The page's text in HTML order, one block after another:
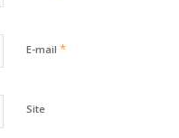
E-mail *
Site